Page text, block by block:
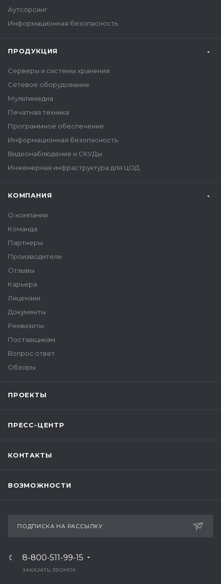
Аутсорсинг
Информационная безопасность
ПРОДУКЦИЯ
Серверы и системы хранения
Сетевое оборудование
Мультимедиа
Печатная техника
Программное обеспечение
Информационная безопасность
Видеонаблюдение и СКУДы
Инженерная инфраструктура для ЦОД
КОМПАНИЯ
О компании
Команда
Партнеры
Производители
Отзывы
Карьера
Лицензии
Документы
Реквизиты
Поставщикам
Вопрос ответ
Обзоры
ПРОЕКТЫ
ПРЕСС-ЦЕНТР
КОНТАКТЫ
ВОЗМОЖНОСТИ
ПОДПИСКА НА РАССЫЛКУ
8-800-511-99-15
ЗАКАЗАТЬ ЗВОНОК